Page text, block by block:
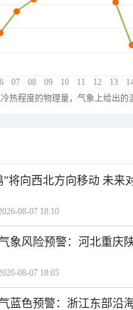
07 08 09 10 11 12 13
热程度的物理量，气象上给出
”将向西北方向移动 未来
08-07 18:10
象风险预警：河北重庆
08-07 18:05
蓝色预警：浙江东部沿